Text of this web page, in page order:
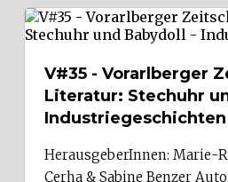
V#35 - Vorarlberger
Literatur: Stechuhr
Industriegeschichten
HerausgeberInnen: Marie-
Cerha & Sabine Benzer